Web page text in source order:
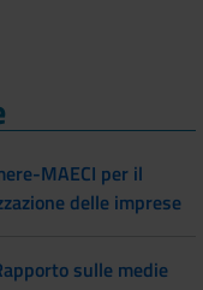
MAECI per il
delle imprese
sulle medie